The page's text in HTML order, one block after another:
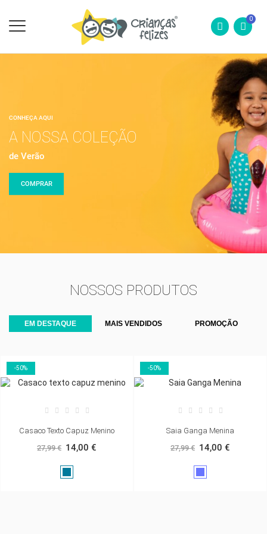
0
CONHEÇA AQUI
A NOSSA COLEÇÃO
de Verão
COMPRAR
NOSSOS PRODUTOS
EM DESTAQUE MAIS VENDIDOS PROMOÇÃO
-50%
Casaco Texto Capuz Menino
27,99 € 14,00 €
-50%
Saia Ganga Menina
27,99 € 14,00 €